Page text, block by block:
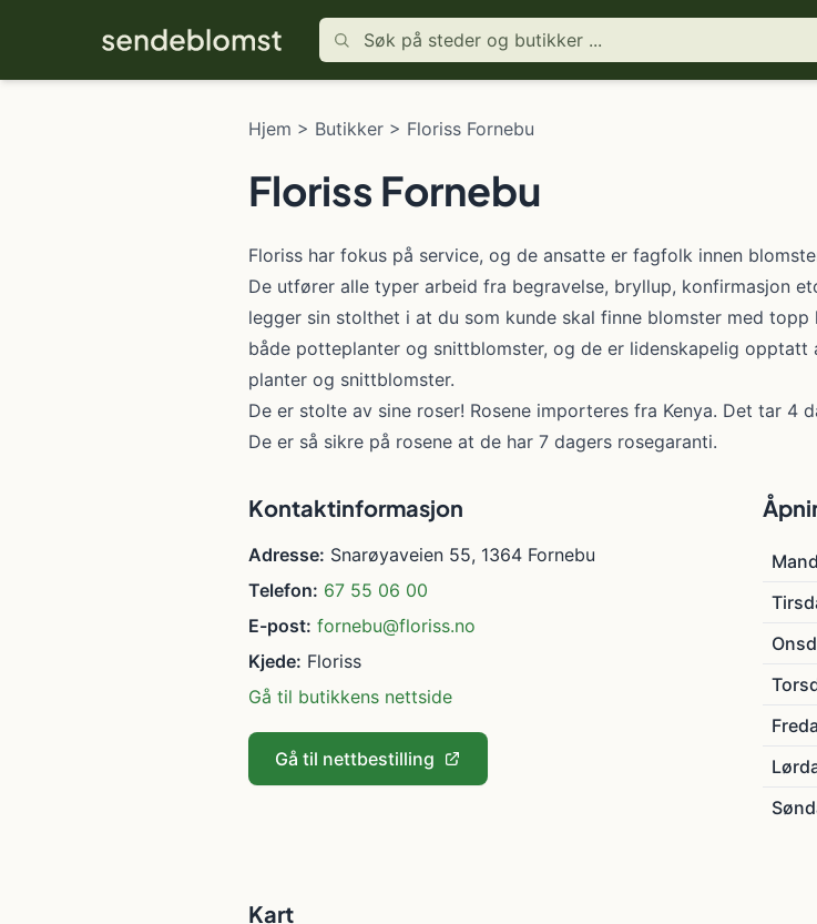
Hjem > Butikker > Floriss Fornebu
Floriss Fornebu
Floriss har fokus på service, og de ansatte er fagfolk innen
De utfører alle typer arbeid fra begravelse, bryllup, konfirmasjon
legger sin stolthet i at du som kunde skal finne blomster med
både potteplanter og snittblomster, og de er lidenskapelig
planter og snittblomster.
De er stolte av sine roser! Rosene importeres fra Kenya. Det tar
De er så sikre på rosene at de har 7 dagers rosegaranti.
Kontaktinformasjon
Adresse: Snarøyaveien 55, 1364 Fornebu
Telefon: 67 55 06 00
E-post: fornebu@floriss.no
Kjede: Floriss
Gå til butikkens nettside
Gå til nettbestilling
Kart